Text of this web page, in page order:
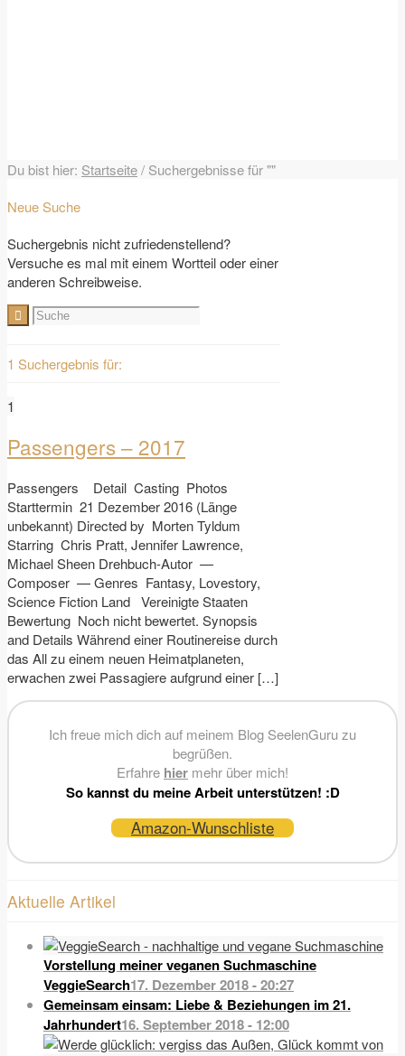
Du bist hier: Startseite/ Suchergebnisse für ""
Neue Suche
Suchergebnis nicht zufriedenstellend?
Versuche es mal mit einem Wortteil oder einer
anderen Schreibweise.
1 Suchergebnis für:
1
Passengers – 2017
Passengers Detail Casting Photos
Starttermin 21 Dezember 2016 (Länge
unbekannt) Directed by Morten Tyldum
Starring Chris Pratt, Jennifer Lawrence,
Michael Sheen Drehbuch-Autor —
Composer — Genres Fantasy, Lovestory,
Science Fiction Land Vereinigte Staaten
Bewertung Noch nicht bewertet. Synopsis
and Details Während einer Routinereise durch
das All zu einem neuen Heimatplaneten,
erwachen zwei Passagiere aufgrund einer […]
Ich freue mich dich auf meinem Blog SeelenGuru zu
begrüßen.
Erfahre hier mehr über mich!
So kannst du meine Arbeit unterstützen! :D
Amazon-Wunschliste
Aktuelle Artikel
Vorstellung meiner veganen Suchmaschine
VeggieSearch17. Dezember 2018 - 20:27
Gemeinsam einsam: Liebe & Beziehungen im 21.
Jahrhundert16. September 2018 - 12:00